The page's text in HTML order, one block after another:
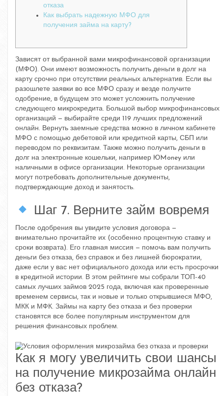
отказа
Как выбрать надежную МФО для
получения займа на карту?
Зависят от выбранной вами микрофинансовой организации
(МФО). Они имеют возможность получить деньги в долг на
карту срочно при отсутствии реальных альтернатив. Если вы
разошлете заявки во все МФО сразу и везде получите
одобрение, в будущем это может усложнить получение
следующего микрокредита. Большой выбор микрофинансовых
организаций — выбирайте среди 119 лучших предложений
онлайн. Вернуть заемные средства можно в личном кабинете
МФО с помощью дебетовой или кредитной карты, СБП или
переводом по реквизитам. Также можно получить деньги в
долг на электронные кошельки, например ЮMoney или
наличными в офисе организации. Некоторые организации
могут потребовать дополнительные документы,
подтверждающие доход и занятость.
Шаг 7. Верните займ вовремя
После одобрения вы увидите условия договора —
внимательно прочитайте их (особенно процентную ставку и
сроки возврата). Его главная миссия — помочь вам получить
деньги без отказа, без справок и без лишней бюрократии,
даже если у вас нет официального дохода или есть просрочки
в кредитной истории. В этом рейтинге мы собрали ТОП-40
самых лучших займов 2025 года, включая как проверенные
временем сервисы, так и новые и только открывшиеся МФО,
МКК и МФК. Займы на карту без отказа и без проверки
становятся все более популярным инструментом для
решения финансовых проблем.
Как я могу увеличить свои шансы
на получение микрозайма онлайн
без отказа?